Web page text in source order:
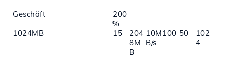
Geschäft
200
%
1024MB
15
204
8M
B
10M
B/s
100 50
102
4